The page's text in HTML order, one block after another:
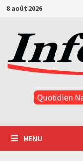
Passer
contenu
8 août 2026
MENU